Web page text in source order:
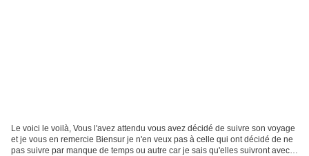
Le voici le voilà, Vous l'avez attendu vous avez décidé de suivre son voyage
et je vous en remercie Biensur je n'en veux pas à celle qui ont décidé de ne
pas suivre par manque de temps ou autre car je sais qu'elles suivront avec